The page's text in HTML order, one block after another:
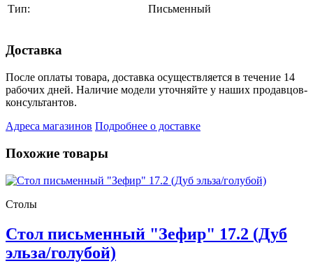
Тип:
Письменный
Доставка
После оплаты товара, доставка осуществляется в течение 14
рабочих дней. Наличие модели уточняйте у наших продавцов-
консультантов.
Адреса магазинов Подробнее о доставке
Похожие товары
Столы
Стол письменный "Зефир" 17.2 (Дуб
эльза/голубой)